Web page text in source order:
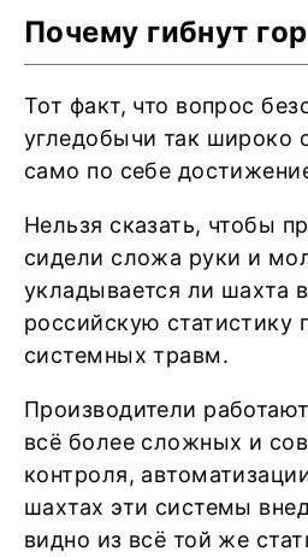
Почему гибнут
Тот факт, что вопрос
угледобычи так широко
само по себе
Нельзя сказать, чтобы
сидели сложа руки и
укладывается ли шахта
российскую статистику
системных травм.
Производители
всё более сложных и
контроля,
шахтах эти системы
видно из всё той же